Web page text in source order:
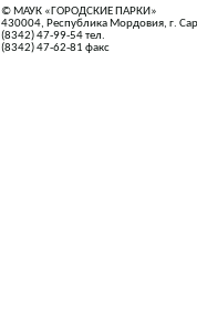
© МАУК «ГОРОДСКИЕ ПАРКИ»
430004, Республика Мордовия, г.
(8342) 47-99-54 тел.
(8342) 47-62-81 факс